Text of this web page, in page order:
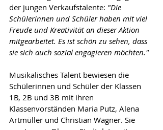
der jungen Verkaufstalente: "Die
Schülerinnen und Schüler haben mit viel
Freude und Kreativität an dieser Aktion
mitgearbeitet. Es ist schön zu sehen, dass
sie sich auch sozial engagieren möchten."
Musikalisches Talent bewiesen die
Schülerinnen und Schüler der Klassen
1B, 2B und 3B mit ihren
Klassenvorständen Maria Putz, Alena
Artmüller und Christian Wagner. Sie